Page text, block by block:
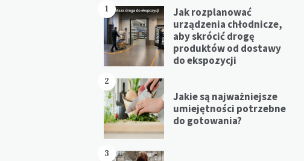
1
Jak rozplanować
urządzenia chłodnicze,
aby skrócić drogę
produktów od dostawy
do ekspozycji
2
Jakie są najważniejsze
umiejętności potrzebne
do gotowania?
3